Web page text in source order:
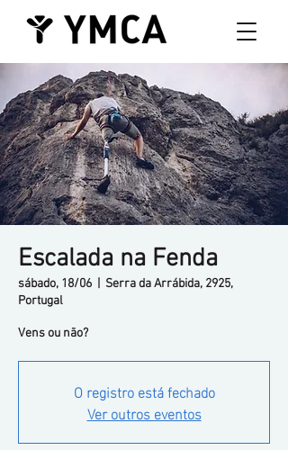
Escalada na Fenda
sábado, 18/06
Serra da Arrábida, 2925,
Portugal
Vens ou não?
O registro está fechado
Ver outros eventos